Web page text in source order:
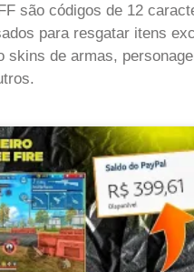
são códigos de 12
para resgatar itens
skins de armas,